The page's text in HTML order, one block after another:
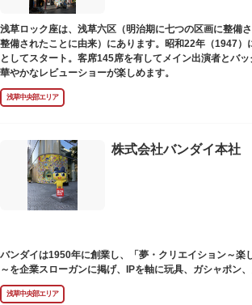
また、国立科学博物館では、日本およびアジアにおける科
施設として、調査研究、標本資料の収集・保管・活用、
進。これらの活動を上野の本館、白金台の附属自然教育園
の実験植物園や筑波研究施設（非公開）で展開していま
浅草ロック座は、浅草六区（明治期に七つの区画に整備
整備されたことに由来）にあります。昭和22年（1947）
としてスタート。客席145席を有してメイン出演者とバ
華やかなレビューショーが楽しめます。
浅草中央部エリア
株式会社バンダイ本社
バンダイは1950年に創業し、「夢・クリエイション～楽
～を企業スローガンに掲げ、IPを軸に玩具、ガシャポン
品・食玩、アパレル、日用雑貨など、お客さまの身近で楽
エンターテインメントをお届けしています。
浅草中央部エリア